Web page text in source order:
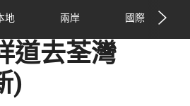
地 兩岸 國際
道去荃灣
)